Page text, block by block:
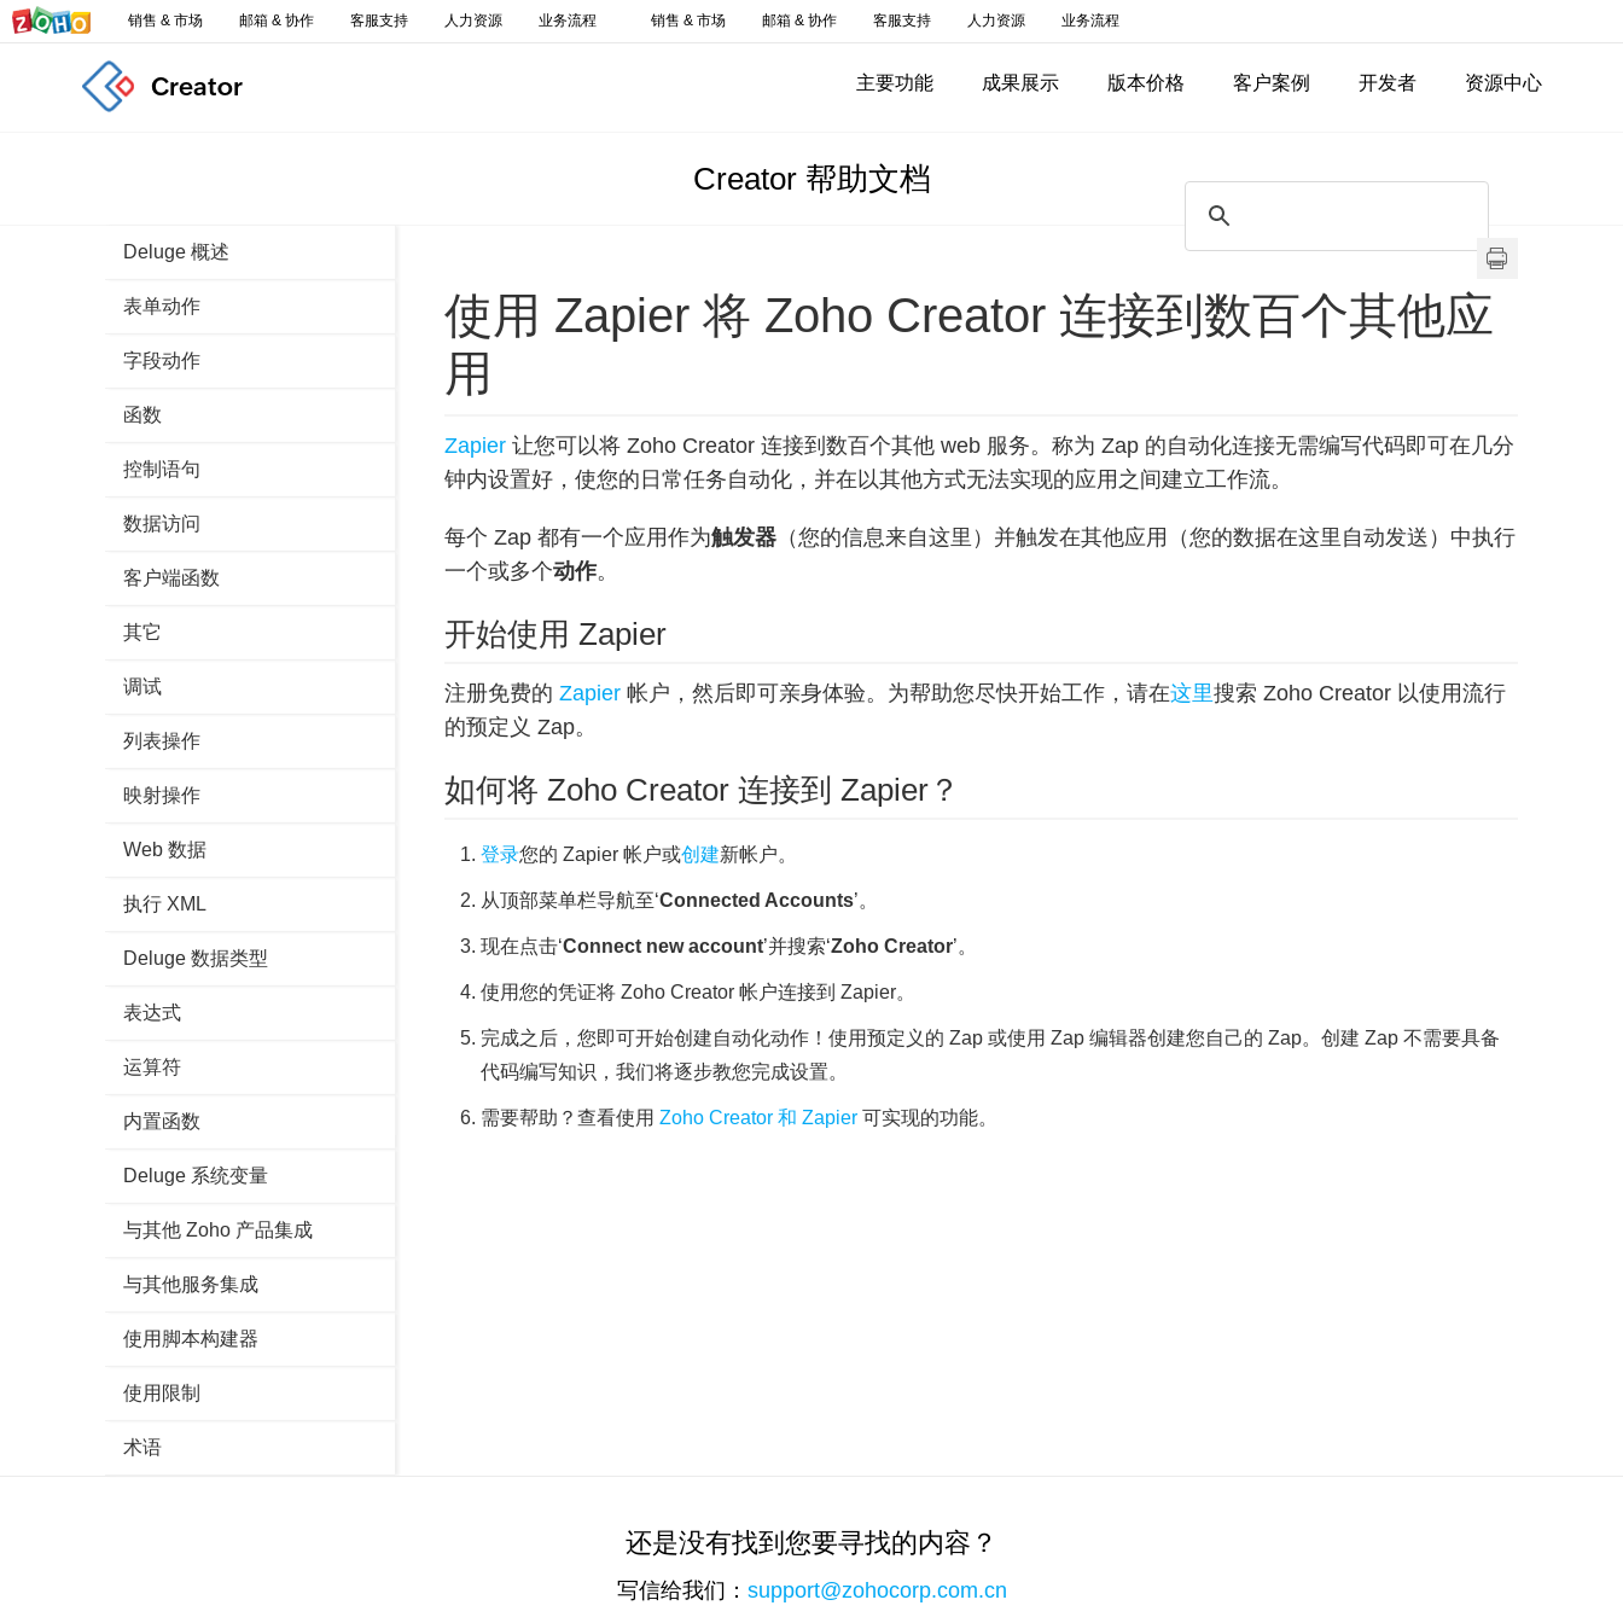
销售 & 市场 邮箱 & 协作 客服支持 人力资源 业务流程 销售 & 市场 邮箱 & 协作 客服支持 人力资源 业务流程
Creator 主要功能 成果展示 版本价格 客户案例 开发者 资源中心
Creator 帮助文档
Deluge 概述
表单动作
字段动作
函数
控制语句
数据访问
客户端函数
其它
调试
列表操作
映射操作
Web 数据
执行 XML
Deluge 数据类型
表达式
运算符
内置函数
Deluge 系统变量
与其他 Zoho 产品集成
与其他服务集成
使用脚本构建器
使用限制
术语
使用 Zapier 将 Zoho Creator 连接到数百个其他应
用
Zapier 让您可以将 Zoho Creator 连接到数百个其他 web 服务。称为 Zap 的自动化连接无需编写代码即可在几分
钟内设置好，使您的日常任务自动化，并在以其他方式无法实现的应用之间建立工作流。
每个 Zap 都有一个应用作为触发器 （您的信息来自这里）并触发在其他应用（您的数据在这里自动发送）中执行
一个或多个动作。
开始使用 Zapier
注册免费的 Zapier 帐户，然后即可亲身体验。为帮助您尽快开始工作，请在这里搜索 Zoho Creator 以使用流行
的预定义 Zap。
如何将 Zoho Creator 连接到 Zapier？
登录您的 Zapier 帐户或创建新帐户。
从顶部菜单栏导航至‘Connected Accounts’。
现在点击‘Connect new account’并搜索‘Zoho Creator’。
使用您的凭证将 Zoho Creator 帐户连接到 Zapier。
完成之后，您即可开始创建自动化动作！使用预定义的 Zap 或使用 Zap 编辑器创建您自己的 Zap。创建 Zap 不需要具备
代码编写知识，我们将逐步教您完成设置。
需要帮助？查看使用 Zoho Creator 和 Zapier 可实现的功能。
还是没有找到您要寻找的内容？
写信给我们： support@zohocorp.com.cn